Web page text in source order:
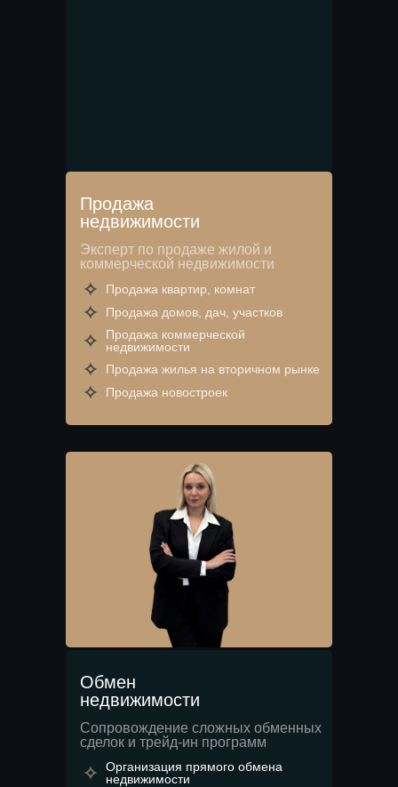
Организация прямого обмена
недвижимости
Обмен
недвижимости
Продажа новостроек
Продажа квартир, комнат
Продажа жилья на вторичном рынке
Продажа домов, дач, участков
Продажа коммерческой
недвижимости
Продажа
недвижимости
Эксперт по продаже жилой и
коммерческой недвижимости
Сопровождение сложных обменных
сделок и трейд-ин программ